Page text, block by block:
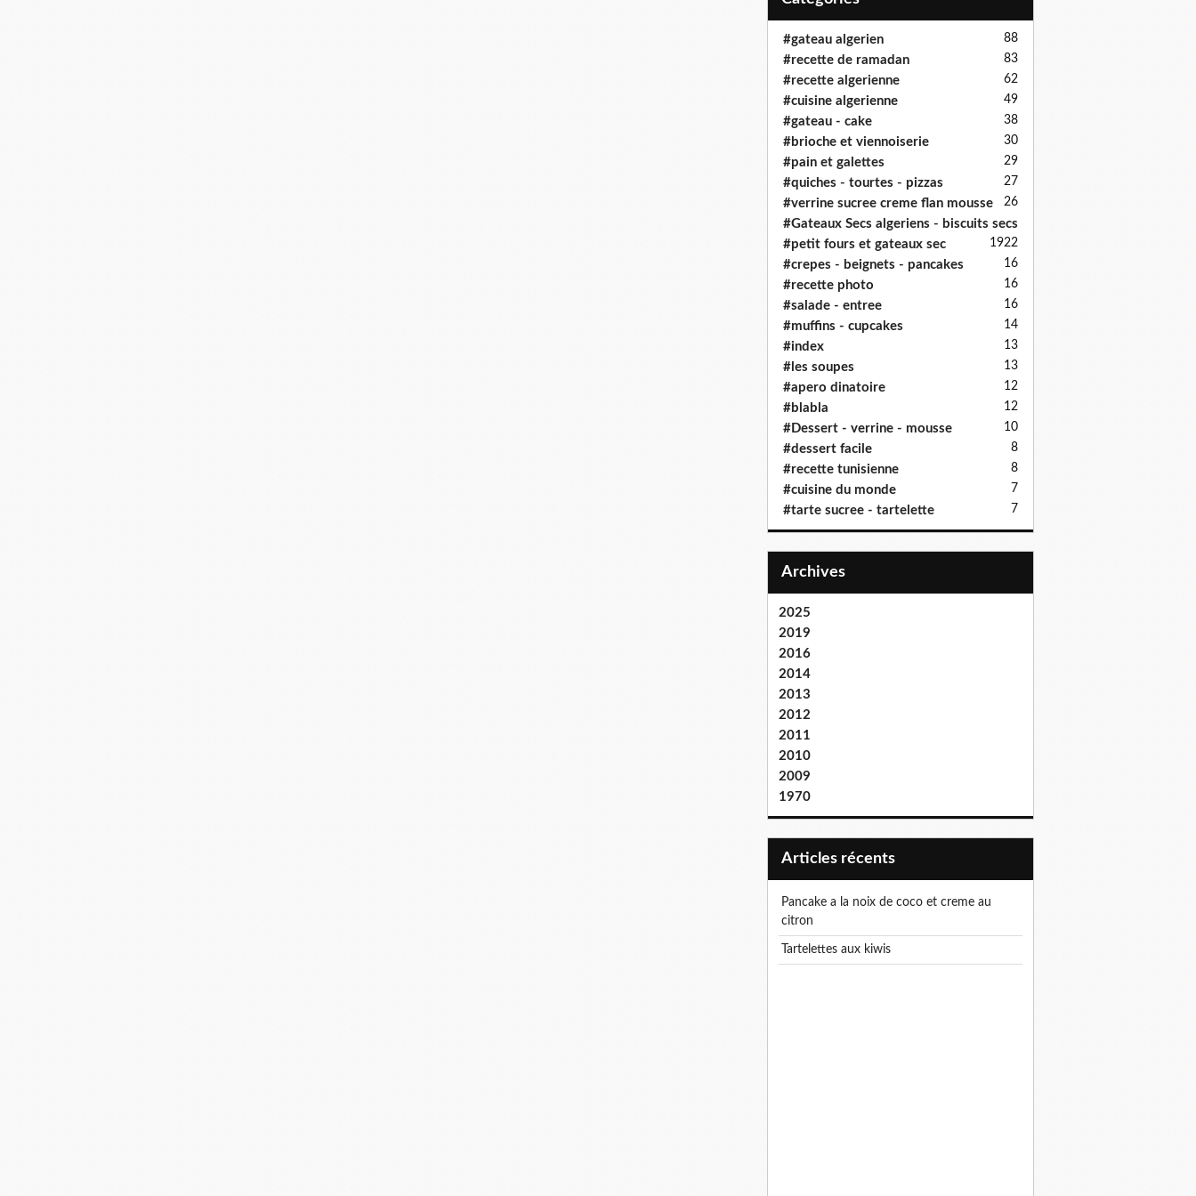
#gateau algerien 88
#recette de ramadan 83
#recette algerienne 62
#cuisine algerienne 49
#gateau - cake 38
#brioche et viennoiserie 30
#pain et galettes 29
#quiches - tourtes - pizzas 27
#verrine sucree creme flan mousse 26
#Gateaux Secs algeriens - biscuits secs
22
#petit fours et gateaux sec 19
#crepes - beignets - pancakes 16
#recette photo 16
#salade - entree 16
#muffins - cupcakes 14
#index 13
#les soupes 13
#apero dinatoire 12
#blabla 12
#Dessert - verrine - mousse 10
#dessert facile 8
#recette tunisienne 8
#cuisine du monde 7
#tarte sucree - tartelette 7
Archives
2025
2019
2016
2014
2013
2012
2011
2010
2009
1970
articles récents
pancake a la noix de coco et creme au
citron
tartelettes aux kiwis